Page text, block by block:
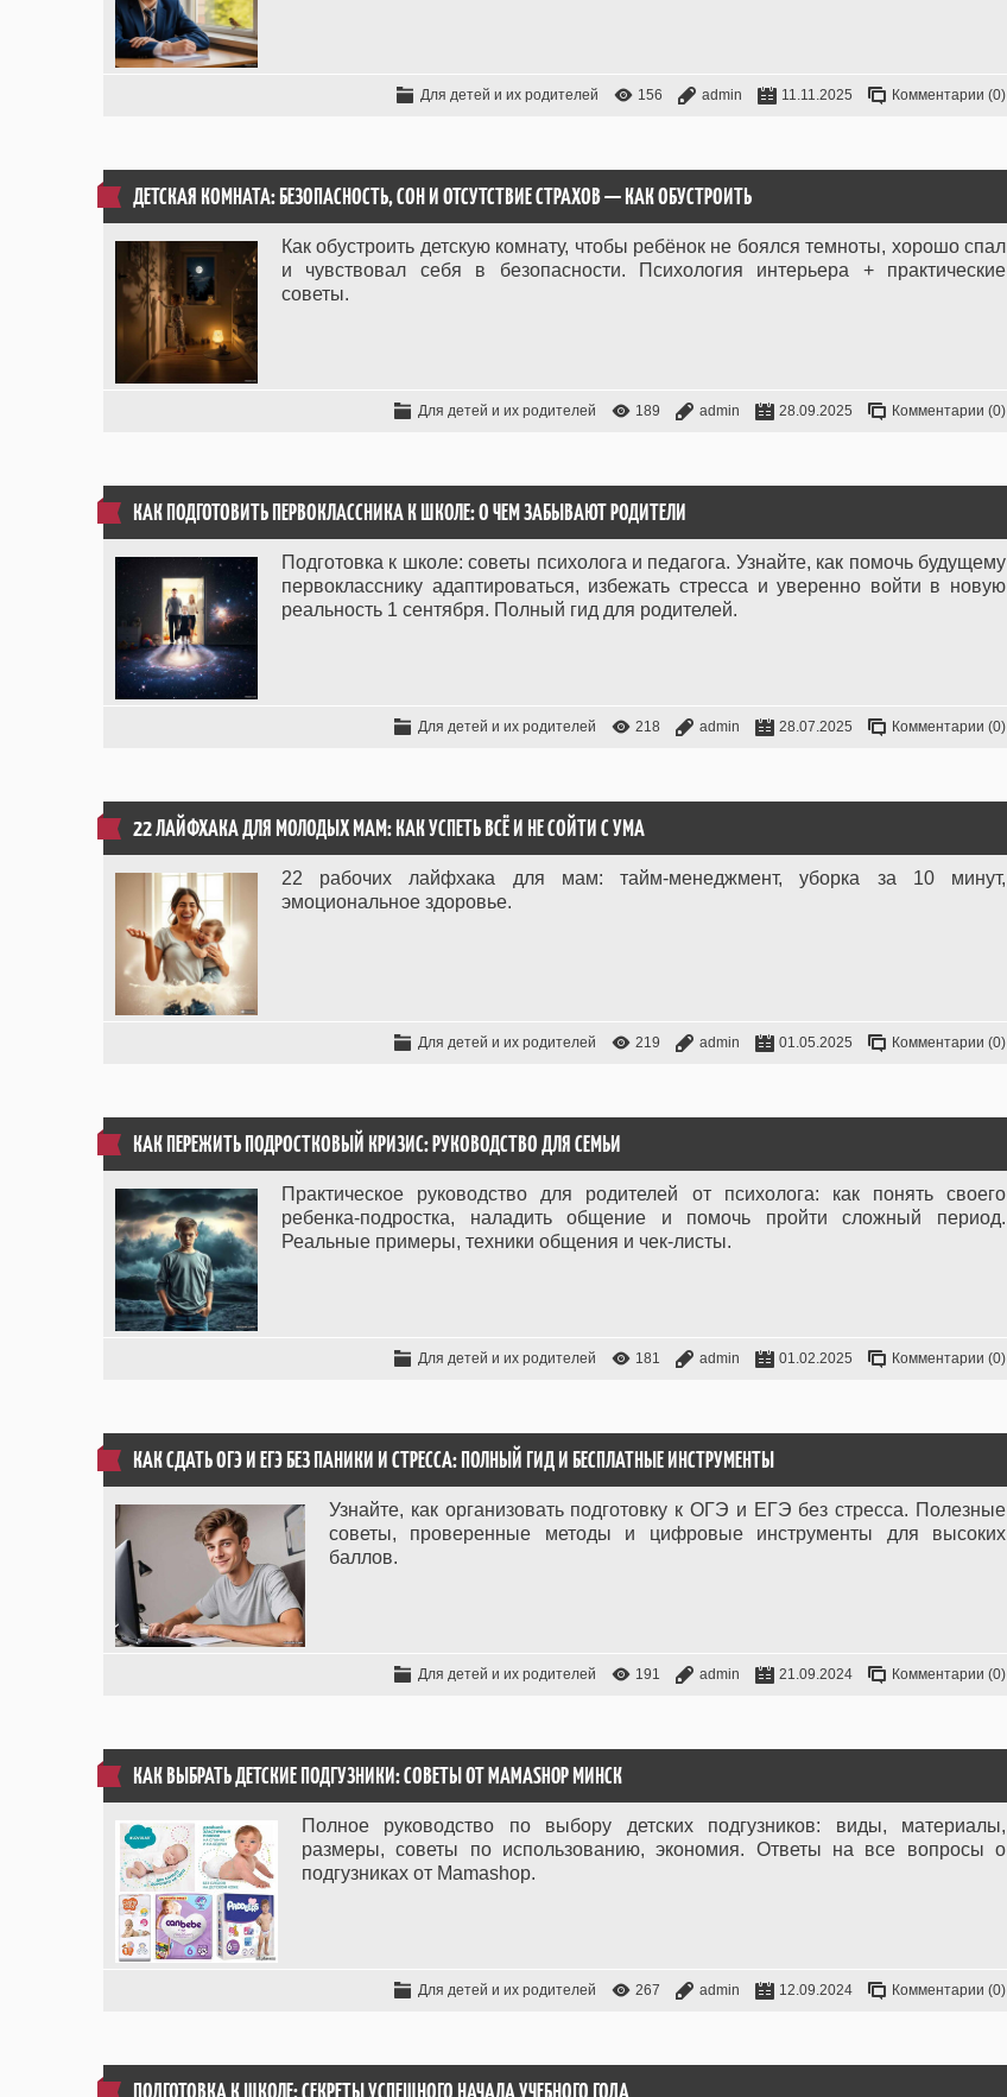
Для детей и их родителей 156 admin 11.11.2025 Комментарии (0)
ДЕТСКАЯ КОМНАТА: БЕЗОПАСНОСТЬ, СОН И ОТСУТСТВИЕ СТРАХОВ — КАК ОБУСТРОИТЬ
Как обустроить детскую комнату, чтобы ребёнок не боялся темноты, хорошо спал
и чувствовал себя в безопасности. Психология интерьера + практические
советы.
Для детей и их родителей 189 admin 28.09.2025 Комментарии (0)
КАК ПОДГОТОВИТЬ ПЕРВОКЛАССНИКА К ШКОЛЕ: О ЧЕМ ЗАБЫВАЮТ РОДИТЕЛИ
Подготовка к школе: советы психолога и педагога. Узнайте, как помочь будущему
первокласснику адаптироваться, избежать стресса и уверенно войти в новую
реальность 1 сентября. Полный гид для родителей.
Для детей и их родителей 218 admin 28.07.2025 Комментарии (0)
22 ЛАЙФХАКА ДЛЯ МОЛОДЫХ МАМ: КАК УСПЕТЬ ВСЁ И НЕ СОЙТИ С УМА
22 рабочих лайфхака для мам: тайм-менеджмент, уборка за 10 минут,
эмоциональное здоровье.
Для детей и их родителей 219 admin 01.05.2025 Комментарии (0)
КАК ПЕРЕЖИТЬ ПОДРОСТКОВЫЙ КРИЗИС: РУКОВОДСТВО ДЛЯ СЕМЬИ
Практическое руководство для родителей от психолога: как понять своего
ребенка-подростка, наладить общение и помочь пройти сложный период.
Реальные примеры, техники общения и чек-листы.
Для детей и их родителей 181 admin 01.02.2025 Комментарии (0)
КАК СДАТЬ ОГЭ И ЕГЭ БЕЗ ПАНИКИ И СТРЕССА: ПОЛНЫЙ ГИД И БЕСПЛАТНЫЕ ИНСТРУМЕНТЫ
Узнайте, как организовать подготовку к ОГЭ и ЕГЭ без стресса. Полезные
советы, проверенные методы и цифровые инструменты для высоких
баллов.
Для детей и их родителей 191 admin 21.09.2024 Комментарии (0)
КАК ВЫБРАТЬ ДЕТСКИЕ ПОДГУЗНИКИ: СОВЕТЫ ОТ MAMASHOP МИНСК
Полное руководство по выбору детских подгузников: виды, материалы,
размеры, советы по использованию, экономия. Ответы на все вопросы о
подгузниках от Mamashop.
Для детей и их родителей 267 admin 12.09.2024 Комментарии (0)